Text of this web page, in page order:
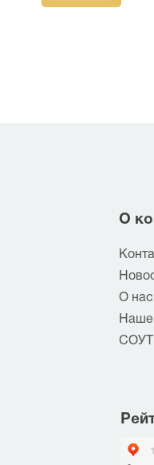
О
О нас
Наше
СОУТ